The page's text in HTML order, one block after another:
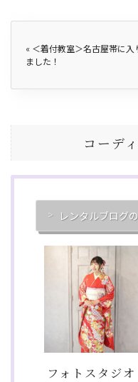
« ＜着付教室＞名古屋帯に入
ました！
コーデ
レンタルブログ
フォトスタジ